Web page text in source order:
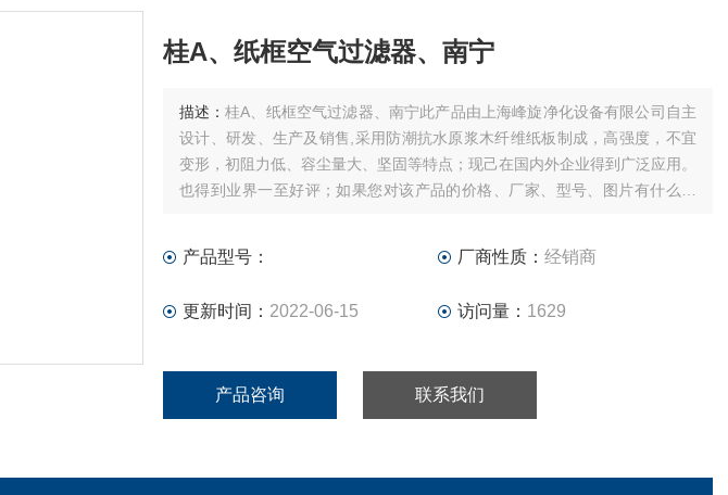
桂A、纸框空气过滤器、南宁
描述： 桂A、纸框空气过滤器、南宁此产品由上海峰旋净化设备有限公司自主
设计、研发、生产及销售,采用防潮抗水原浆木纤维纸板制成，高强度，不宜
变形，初阻力低、容尘量大、坚固等特点；现己在国内外企业得到广泛应用。
也得到业界一至好评；如果您对该产品的价格、厂家、型号、图片有什么疑
产品型号： 厂商性质： 经销商
更新时间： 2022-06-15 访问量： 1629
产品咨询 联系我们